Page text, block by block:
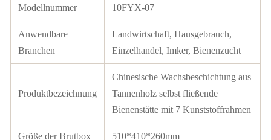
Modellnummer 10FYX-07
Anwendbare
Branchen
Landwirtschaft, Hausgebrauch,
Einzelhandel, Imker, Bienenzucht
Produktbezeichnung
Chinesische Wachsbeschichtung aus
Tannenholz selbst fließende
Bienenstätte mit 7 Kunststoffrahmen
Größe der Brutbox 510*410*260mm